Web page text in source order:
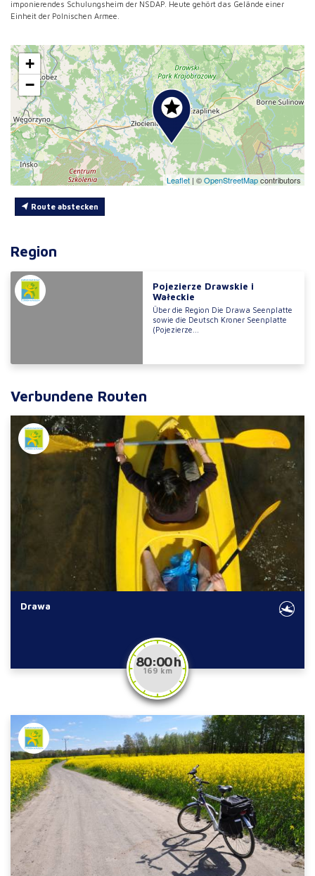
imponierendes Schulungsheim der NSDAP. Heute gehört das Gelände einer
Einheit der Polnischen Armee.
+
−
Leaflet | ©OpenStreetMapcontributors
Route abstecken
Region
Pojezierze Drawskie i
Wałeckie
Über die Region Die Drawa Seenplatte
sowie die Deutsch Kroner Seenplatte
(Pojezierze...
Verbundene Routen
Drawa
80:00 h
169 km